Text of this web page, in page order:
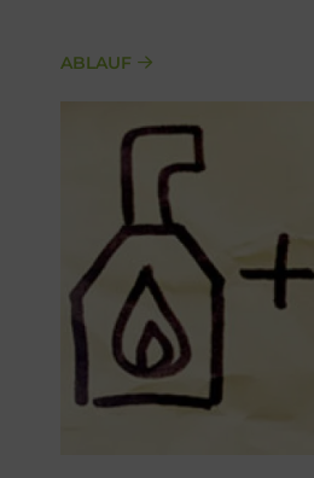
ABLAUF